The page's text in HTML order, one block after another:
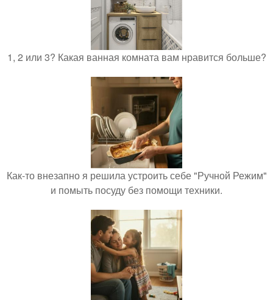
1, 2 или 3? Какая ванная комната вам нравится больше?
Как-то внезапно я решила устроить себе "Ручной Режим"
и помыть посуду без помощи техники.